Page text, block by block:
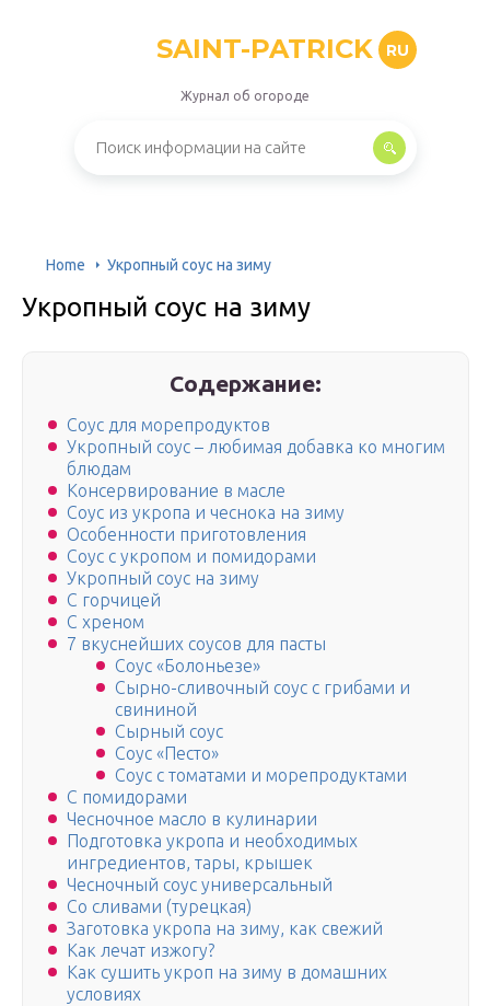
SAINT-PATRICK RU
Журнал об огороде
Home Укропный соус на зиму
Укропный соус на зиму
Содержание:
Соус для морепродуктов
Укропный соус – любимая добавка ко многим
блюдам
Консервирование в масле
Соус из укропа и чеснока на зиму
Особенности приготовления
Соус с укропом и помидорами
Укропный соус на зиму
С горчицей
С хреном
7 вкуснейших соусов для пасты
Соус «Болоньезе»
Сырно-сливочный соус с грибами и
свининой
Сырный соус
Соус «Песто»
Соус с томатами и морепродуктами
С помидорами
Чесночное масло в кулинарии
Подготовка укропа и необходимых
ингредиентов, тары, крышек
Чесночный соус универсальный
Со сливами (турецкая)
Заготовка укропа на зиму, как свежий
Как лечат изжогу?
Как сушить укроп на зиму в домашних
условиях